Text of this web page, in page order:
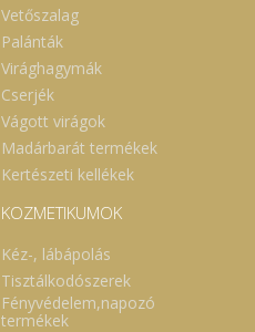
Vetőszalag
Palánták
Virághagymák
Cserjék
Vágott virágok
Madárbarát termékek
Kertészeti kellékek
KOZMETIKUMOK
Kéz-, lábápolás
Tisztálkodószerek
Fényvédelem,napozó
termékek